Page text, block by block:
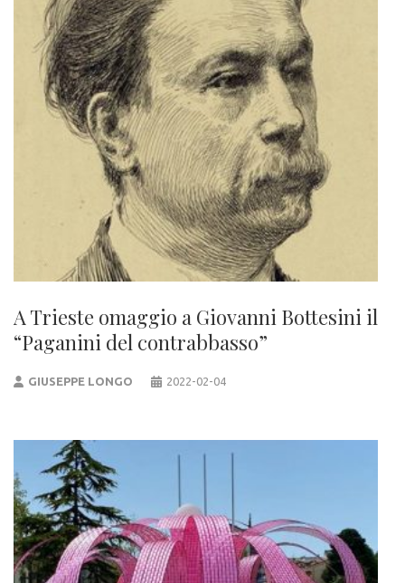
A Trieste omaggio a Giovanni Bottesini il
“Paganini del contrabbasso”
GIUSEPPE LONGO 2022-02-04